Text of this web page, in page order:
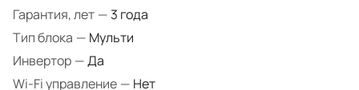
Гарантия, лет — 3 года
Тип блока — Мульти
Инвертор —Да
Wi-Fi управление — Нет